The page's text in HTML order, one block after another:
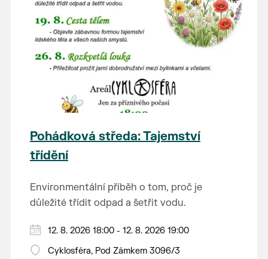
Pohádková středa: Tajemství
třídění
Environmentální příběh o tom, proč je
důležité třídit odpad a šetřit vodu.
Hraje se jen za příznivého počasí.
Vstupné dobrovolné.
12. 8. 2026 18:00 - 12. 8. 2026 19:00
Cyklosféra, Pod Zámkem 3096/3